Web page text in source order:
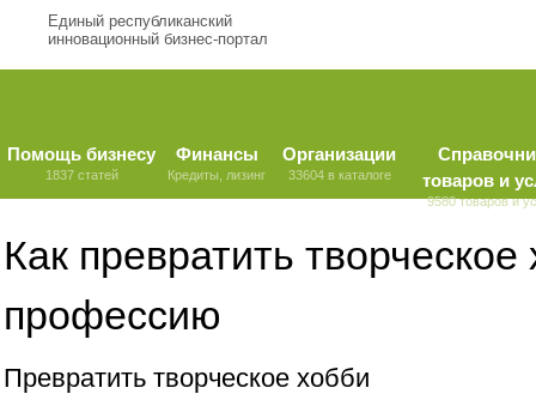
Единый республиканский
инновационный бизнес-портал
Помощь бизнесу
1837 статей
Финансы
Кредиты, лизинг
Организации
33604 в каталоге
товаров и
9580 товаров и
Как превратить творческое
профессию
Превратить творческое хобби